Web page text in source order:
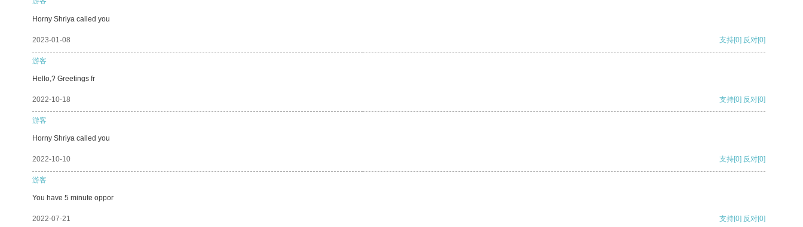
Horny Shriya called you
2023-01-08 支持[0] 反对[0]
游客
Hello,? Greetings fr
2022-10-18 支持[0] 反对[0]
游客
Horny Shriya called you
2022-10-10 支持[0] 反对[0]
游客
You have 5 minute oppor
2022-07-21 支持[0] 反对[0]